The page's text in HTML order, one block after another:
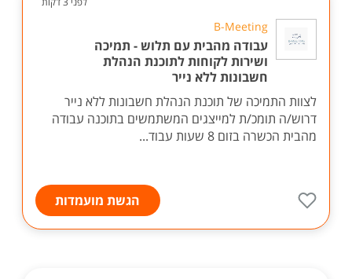
B-Meeting
עבודה מהבית עם תלוש - תמיכה
ושירות לקוחות לתוכנת הנהלת
חשבונות ללא נייר
לצוות התמיכה של תוכנת הנהלת חשבונות ללא נייר
דרוש/ה תומכ/ת למייצגים המשתמשים בתוכנה עבודה
מהבית הכשרה בזום 8 שעות עבוד...
הגשת מועמדות